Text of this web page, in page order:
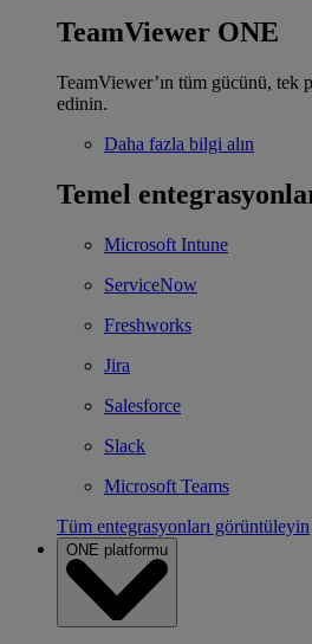
TeamViewer ONE
TeamViewer’ın tüm gücünü, tek
edinin.
Daha fazla bilgi alın
Temel
Microsoft Intune
ServiceNow
Freshworks
Jira
Salesforce
Slack
Microsoft Teams
Tüm entegrasyonları görüntüleyin
ONE platformu